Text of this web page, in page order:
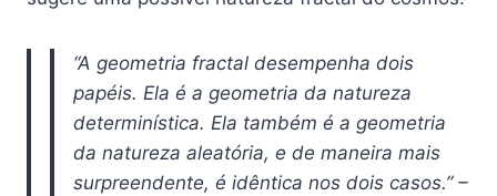
“A geometria fractal desempenha dois
papéis. Ela é a geometria da natureza
determinística. Ela também é a geometria
da natureza aleatória, e de maneira mais
surpreendente, é idêntica nos dois casos.” –